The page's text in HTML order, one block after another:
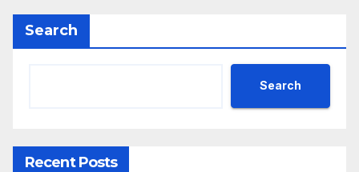
Search
Search
Recent Posts